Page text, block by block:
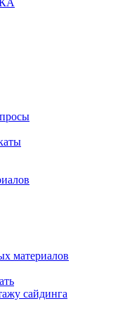
материалов
сайдинга